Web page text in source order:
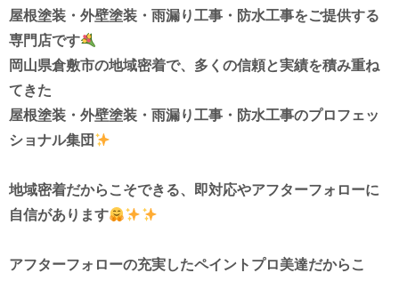
屋根塗装・外壁塗装・雨漏り工事・防水工事をご提供する
専門店です
岡山県倉敷市の地域密着で、多くの信頼と実績を積み重ね
てきた
屋根塗装・外壁塗装・雨漏り工事・防水工事のプロフェッ
ショナル集団
地域密着だからこそできる、
即対応やアフターフォローに
自信があります
アフターフォローの充実したペイントプロ美達だからこ